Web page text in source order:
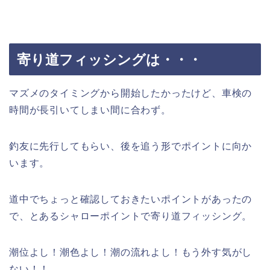
寄り道フィッシングは・・・
マズメのタイミングから開始したかったけど、車検の
時間が長引いてしまい間に合わず。
釣友に先行してもらい、後を追う形でポイントに向か
います。
道中でちょっと確認しておきたいポイントがあったの
で、とあるシャローポイントで寄り道フィッシング。
潮位よし！潮色よし！潮の流れよし！もう外す気がし